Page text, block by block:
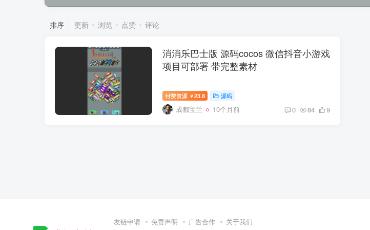
排序 更新 浏览 点赞 评论
消消乐巴士版 源码cocos 微信抖音小游戏
项目可部署 带完整素材
付费资源 ￥23.8 源码
成都宝兰 10个月前 0 84 9
友链申请 免责声明 广告合作 关于我们